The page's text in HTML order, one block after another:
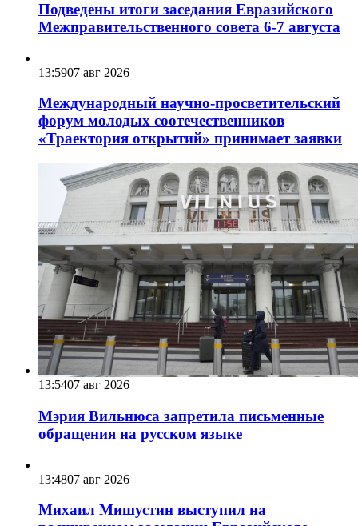
Подведены итоги заседания Евразийского
Межправительственного совета 6-7 августа
13:5907 авг 2026
Международный научно-просветительский
форум молодых соотечественников
«Траектория открытий» принимает заявки
13:5407 авг 2026
Мэрия Вильнюса запретила письменные
обращения на русском языке
13:4807 авг 2026
Михаил Мишустин выступил на